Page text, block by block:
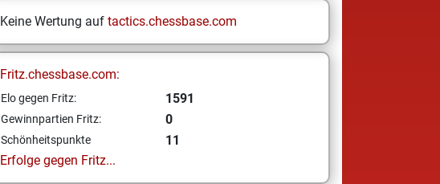
Keine Wertung auf tactics.chessbase.com
Fritz.chessbase.com:
Elo gegen Fritz: 1591
Gewinnpartien Fritz: 0
Schönheitspunkte
11
Erfolge gegen Fritz...